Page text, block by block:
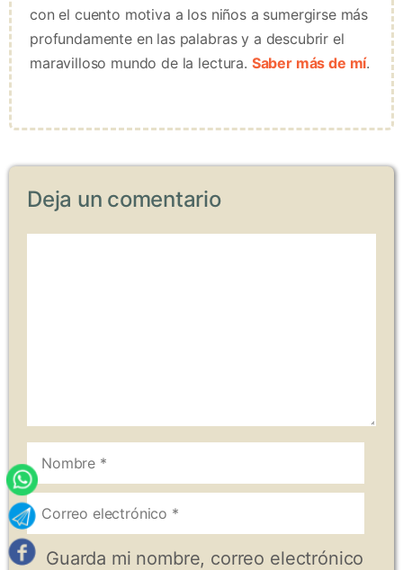
con el cuento motiva a los niños a sumergirse más
profundamente en las palabras y a descubrir el
maravilloso mundo de la lectura. Saber más de mí.
Deja un comentario
Nombre
Correo
electrónico
Guarda mi nombre, correo electrónico